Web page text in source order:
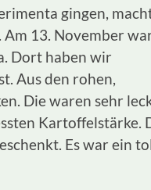
gingen,
13. November
Dort haben wir
Aus den rohen,
Die waren sehr
Kartoffelstärke.
Es war ein